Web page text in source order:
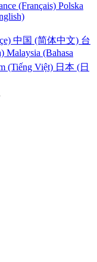
(Français) Polska
中国 (简体中文) 台
Malaysia (Bahasa
(Tiếng Việt) 日本 (日